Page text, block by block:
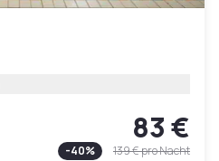
83 €
-40% 139 €pro Nacht